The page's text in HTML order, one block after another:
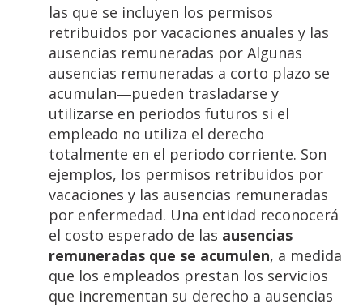
las que se incluyen los permisos
retribuidos por vacaciones anuales y las
ausencias remuneradas por Algunas
ausencias remuneradas a corto plazo se
acumulan―pueden trasladarse y
utilizarse en periodos futuros si el
empleado no utiliza el derecho
totalmente en el periodo corriente. Son
ejemplos, los permisos retribuidos por
vacaciones y las ausencias remuneradas
por enfermedad. Una entidad reconocerá
el costo esperado de las ausencias
remuneradas que se acumulen, a medida
que los empleados prestan los servicios
que incrementan su derecho a ausencias